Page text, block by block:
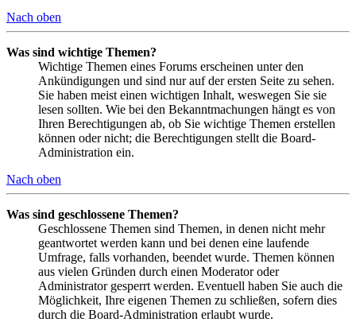
Nach oben
Was sind wichtige Themen?
Wichtige Themen eines Forums erscheinen unter den
Ankündigungen und sind nur auf der ersten Seite zu sehen.
Sie haben meist einen wichtigen Inhalt, weswegen Sie sie
lesen sollten. Wie bei den Bekanntmachungen hängt es von
Ihren Berechtigungen ab, ob Sie wichtige Themen erstellen
können oder nicht; die Berechtigungen stellt die Board-
Administration ein.
Nach oben
Was sind geschlossene Themen?
Geschlossene Themen sind Themen, in denen nicht mehr
geantwortet werden kann und bei denen eine laufende
Umfrage, falls vorhanden, beendet wurde. Themen können
aus vielen Gründen durch einen Moderator oder
Administrator gesperrt werden. Eventuell haben Sie auch die
Möglichkeit, Ihre eigenen Themen zu schließen, sofern dies
durch die Board-Administration erlaubt wurde.